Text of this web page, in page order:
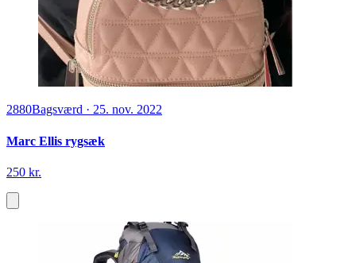
2880Bagsværd · 25. nov. 2022
Marc Ellis rygsæk
250 kr.